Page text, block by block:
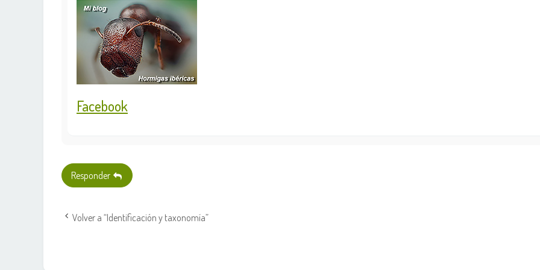
Facebook
Responder
Volver a “Identificación y taxonomía”